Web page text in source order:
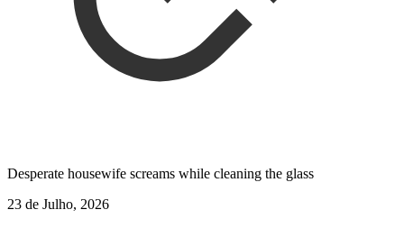
Desperate housewife screams while cleaning the glass
23 de Julho, 2026